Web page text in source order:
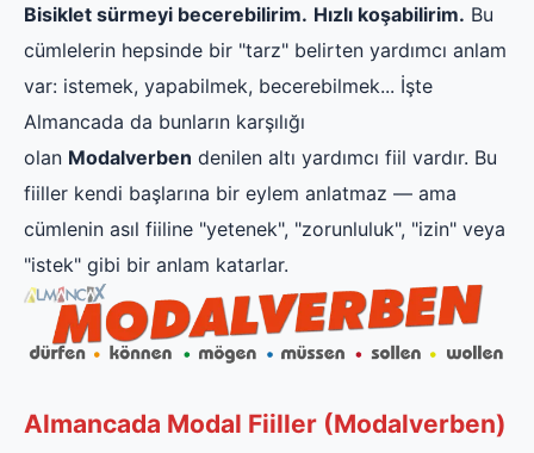
Bisiklet sürmeyi becerebilirim. Hızlı koşabilirim. Bu
cümlelerin hepsinde bir "tarz" belirten yardımcı anlam
var: istemek, yapabilmek, becerebilmek... İşte
Almancada da bunların karşılığı
olan Modalverben denilen altı yardımcı fiil vardır. Bu
fiiller kendi başlarına bir eylem anlatmaz — ama
cümlenin asıl fiiline "yetenek", "zorunluluk", "izin" veya
"istek" gibi bir anlam katarlar.
Almancada Modal Fiiller (Modalverben)